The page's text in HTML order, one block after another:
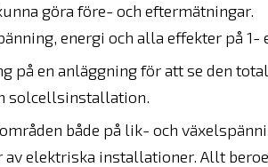
göra före- och eftermätningar.
energi och alla effekter på
på en anläggning för att se den
solcellsinstallation.
både på lik- och
av elektriska installationer. Allt